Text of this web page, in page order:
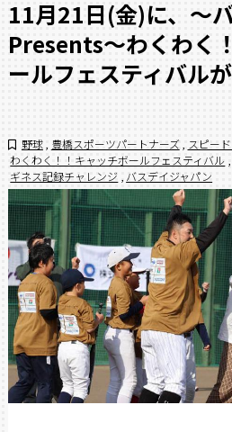
11月21日(金)に、～
Presents～わくわく
ールフェスティバル
野球 , 豊橋スポーツパートナーズ スピー
わくわく！！キャッチボールフェスティバル
ギネス記録チャレンジ , バスデイジャパン